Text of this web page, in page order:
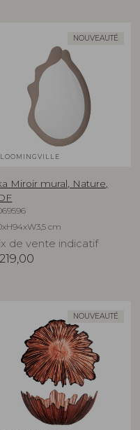
NOUVEAUTÉ
Miroir mural, Nature,
cm
de vente indicatif
219,00
NOUVEAUTÉ